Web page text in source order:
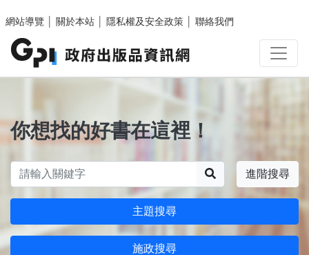
網站導覽
關於本站 隱私權及安全政策 聯絡我們
你想找的好書在這裡！
進階搜尋
主題搜尋
施政搜尋